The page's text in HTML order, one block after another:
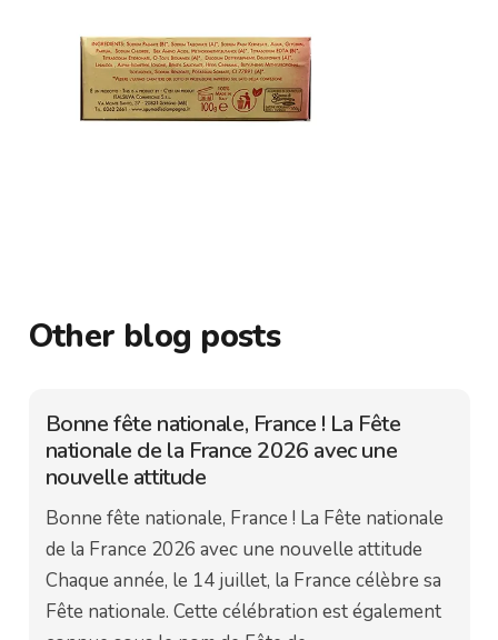
Other blog posts
Bonne fête nationale, France ! La Fête
nationale de la France 2026 avec une
nouvelle attitude
Bonne fête nationale, France ! La Fête nationale
de la France 2026 avec une nouvelle attitude
Chaque année, le 14 juillet, la France célèbre sa
Fête nationale. Cette célébration est également